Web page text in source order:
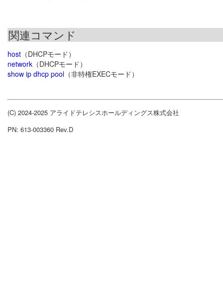
関連コマンド
host （DHCPモード）
network （DHCPモード）
show ip dhcp pool （非特権EXECモード）
(C) 2024-2025 アライドテレシスホールディングス株式会社
PN: 613-003360 Rev.D